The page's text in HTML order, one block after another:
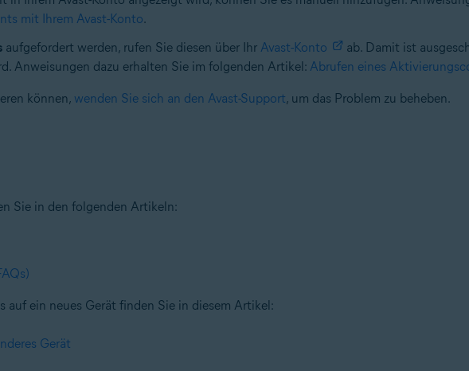
mit Ihrem Avast-Konto.
aufgefordert werden, rufen Sie diesen über Ihr Avast-Konto
ab. Damit ist
Anweisungen dazu erhalten Sie im folgenden Artikel: Abrufen eines
können, wenden Sie sich an den Avast-Support, um das Problem zu beheben.
Sie in den folgenden Artikeln:
ein neues Gerät finden Sie in diesem Artikel:
Gerät